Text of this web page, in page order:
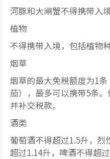
河豚和大闸蟹不得携带入境
植物
不得携带入境，包括植物
烟草
烟草的最大免税额度为1
茄），最多可以携带5条
并补交税款。
酒类
葡萄酒不得超过1.5升，
超过1.14升，啤酒不得超过